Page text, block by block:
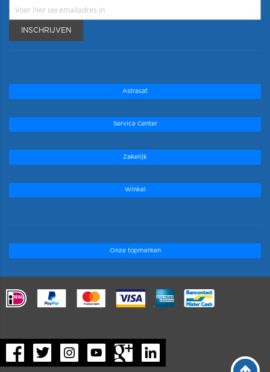
INSCHRIJVEN
Astrasat
Service Center
Zakelijk
Winkel
Onze topmerken
.